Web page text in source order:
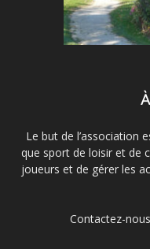
Le but de l’association
que sport de loisir et de
joueurs et de gérer les
Contactez-